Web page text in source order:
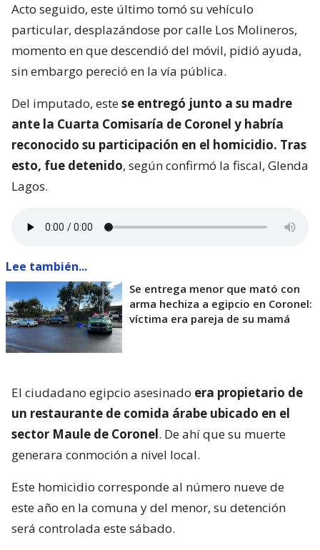
Acto seguido, este último tomó su vehículo
particular, desplazándose por calle Los Molineros,
momento en que descendió del móvil, pidió ayuda,
sin embargo pereció en la vía pública.
Del imputado, estese entregó junto a su madre
ante la Cuarta Comisaría de Coronel y habría
reconocido su participación en el homicidio. Tras
esto, fue detenido, según confirmó la fiscal, Glenda
Lagos.
Lee también...
Se entrega menor que mató con
arma hechiza a egipcio en Coronel:
víctima era pareja de su mamá
El ciudadano egipcio asesinado era propietario de
un restaurante de comida árabe ubicado en el
sector Maule de Coronel. De ahí que su muerte
generara conmoción a nivel local.
Este homicidio corresponde al número nueve de
este año en la comuna y del menor, su detención
será controlada este sábado.